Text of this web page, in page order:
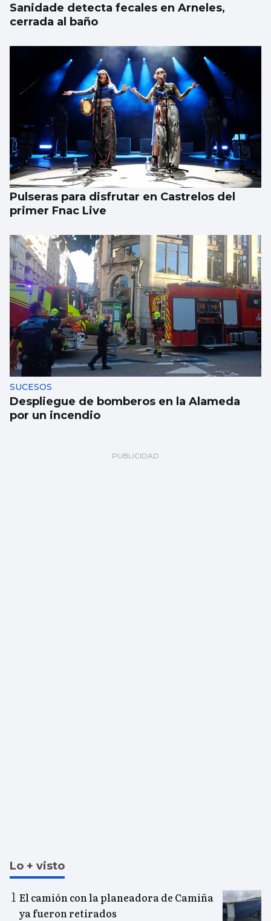
Sanidade detecta fecales en Arneles,
cerrada al baño
Pulseras para disfrutar en Castrelos del
primer Fnac Live
SUCESOS
Despliegue de bomberos en la Alameda
por un incendio
Lo + visto
El camión con la planeadora de Camiña
ya fueron retirados